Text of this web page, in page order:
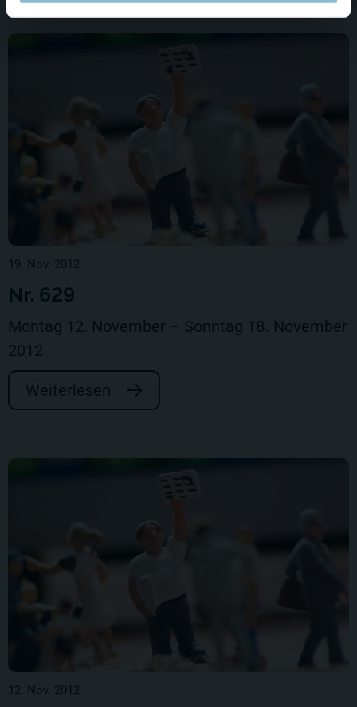
19. Nov. 2012
Nr. 629
Montag 12. November – Sonntag 18. November
2012
Weiterlesen
12. Nov. 2012